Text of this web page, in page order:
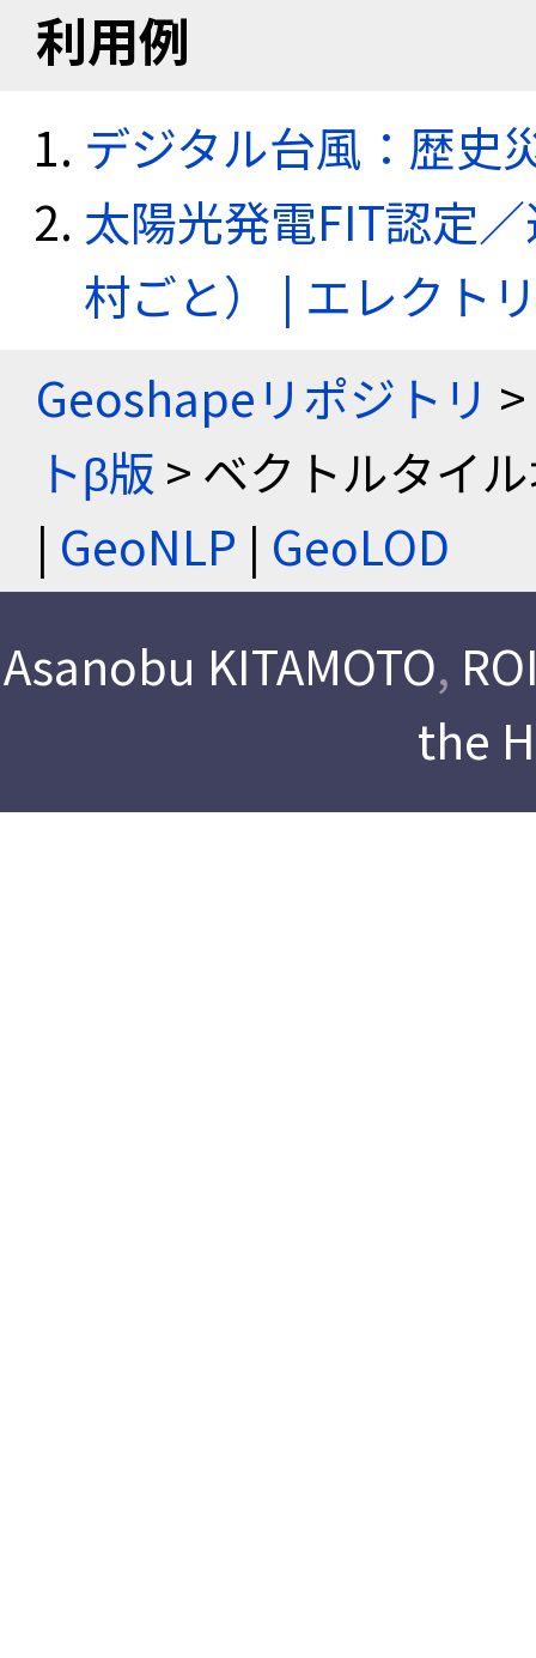
利用例
デジタル台風：歴史
太陽光発電FIT認定
村ごと） | エレクト
Geoshapeリポジトリ >
トβ版 > ベクトルタイ
| GeoNLP | GeoLOD
Asanobu KITAMOTO,
the